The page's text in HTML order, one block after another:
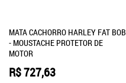
MATA CACHORRO HARLEY FAT BOB
- MOUSTACHE PROTETOR DE
MOTOR
R$ 727,63